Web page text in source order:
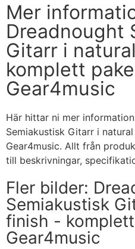
Mer
Dreadnought
Gitarr i
komplett
Gear4music
Här hittar ni mer
Semiakustisk Gitarr i
Gear4music. Allt från
till beskrivningar,
Fler bilder:
Semiakustisk
finish -
Gear4music